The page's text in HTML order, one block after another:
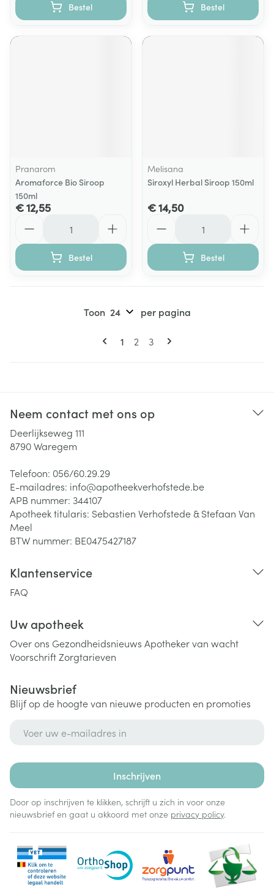
Bestel Bestel
Pranarom
Aromaforce Bio Siroop
150ml
€ 12,55
Bestel
Melisana
Siroxyl Herbal Siroop 150ml
€ 14,50
Bestel
Pagina's
U lees momenteel pagina
1 Pagina
2 Pagina
3
Toon per pagina
Neem contact met ons op
Deerlijkseweg 111
8790Waregem
Telefoon: 056/60.29.29
E-mailadres: info@apotheekverhofstede.be
APB nummer: 344107
Apotheek titularis: Sebastien Verhofstede & Stefaan Van
Meel
BTW nummer: BE0475427187
Klantenservice
FAQ
Uw apotheek
Over ons Gezondheidsnieuws Apotheker van wacht
VoorschriftZorgtarieven
Nieuwsbrief
Blijf op de hoogte van nieuwe producten en promoties
Inschrijven
Door op inschrijven te klikken, schrijft u zich in voor onze
nieuwsbrief en gaat u akkoord met onze privacy policy.